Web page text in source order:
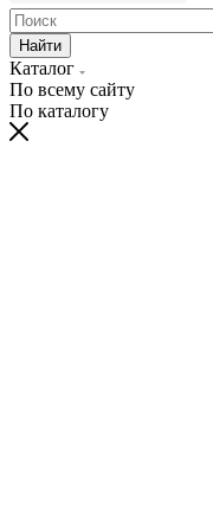
Найти
Каталог
По всему сайту
По каталогу